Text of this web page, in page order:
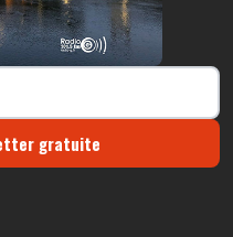
gratuite